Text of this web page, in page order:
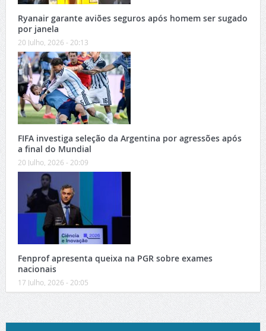
Ryanair garante aviões seguros após homem ser sugado
por janela
20 Julho, 2026 - 20:13
FIFA investiga seleção da Argentina por agressões após
a final do Mundial
20 Julho, 2026 - 20:09
Fenprof apresenta queixa na PGR sobre exames
nacionais
17 Julho, 2026 - 20:05